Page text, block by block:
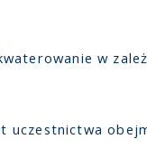
w
uczestnictwa